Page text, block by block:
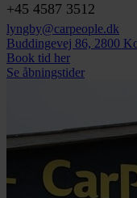
+45 4587 3512
lyngby@carpeople.dk
Buddingevej 86, 2800
Book tid her
Se åbningstider